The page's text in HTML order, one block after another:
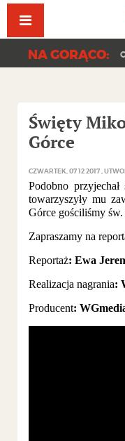
NA GORĄCO:
Święty
Górce
CZWARTEK, 07 12 2017
Podobno
towarzyszyły mu
Górce gościliśmy św.
Zapraszamy na
Reportaż: Ewa
Realizacja nagrania:
Producent: